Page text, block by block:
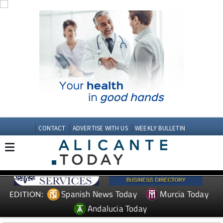
CONTACT ADVERTISE WITH US WEEKLY BULLETIN
EDITION: Spanish News Today
Murcia Today
Andalucia Today